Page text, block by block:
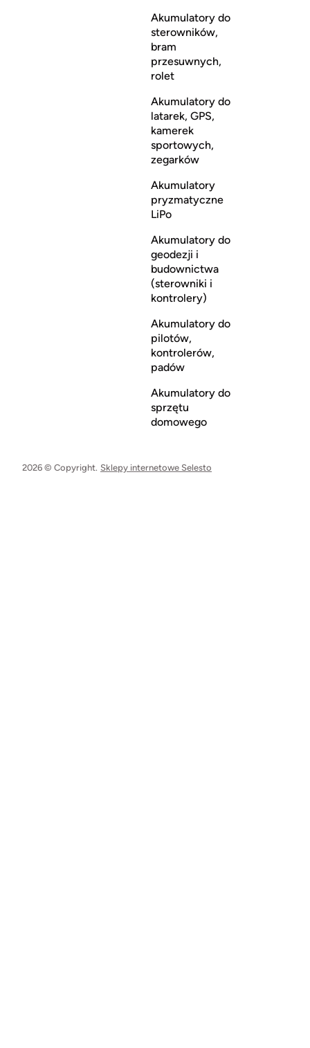
Akumulatory do
sterowników,
bram
przesuwnych,
rolet
Akumulatory do
latarek, GPS,
kamerek
sportowych,
zegarków
Akumulatory
pryzmatyczne
LiPo
Akumulatory do
geodezji i
budownictwa
(sterowniki i
kontrolery)
Akumulatory do
pilotów,
kontrolerów,
padów
Akumulatory do
sprzętu
domowego
2026 © Copyright. Sklepy internetowe Selesto